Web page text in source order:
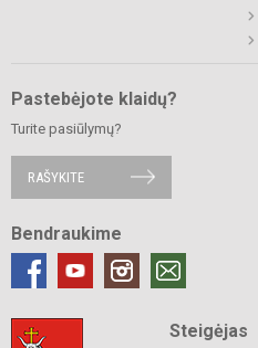
Pastebėjote klaidų?
Turite pasiūlymų?
RAŠYKITE
Bendraukime
Steigėjas